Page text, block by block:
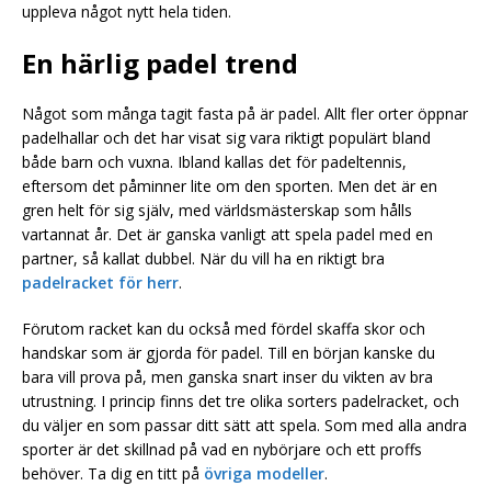
uppleva något nytt hela tiden.
En härlig padel trend
Något som många tagit fasta på är padel. Allt fler orter öppnar
padelhallar och det har visat sig vara riktigt populärt bland
både barn och vuxna. Ibland kallas det för padeltennis,
eftersom det påminner lite om den sporten. Men det är en
gren helt för sig själv, med världsmästerskap som hålls
vartannat år. Det är ganska vanligt att spela padel med en
partner, så kallat dubbel. När du vill ha en riktigt bra
padelracket för herr.
Förutom racket kan du också med fördel skaffa skor och
handskar som är gjorda för padel. Till en början kanske du
bara vill prova på, men ganska snart inser du vikten av bra
utrustning. I princip finns det tre olika sorters padelracket, och
du väljer en som passar ditt sätt att spela. Som med alla andra
sporter är det skillnad på vad en nybörjare och ett proffs
behöver. Ta dig en titt på övriga modeller.